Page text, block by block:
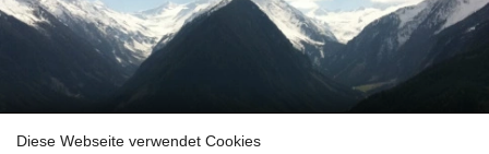
Diese Webseite verwendet Cookies